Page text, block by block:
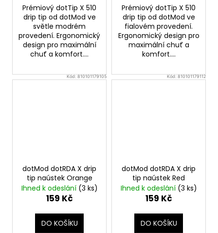
Prémiový dotTip X 510
drip tip od dotMod ve
světle modrém
provedení. Ergonomický
design pro maximální
chuť a komfort....
Prémiový dotTip X 510
drip tip od dotMod ve
fialovém provedení.
Ergonomický design pro
maximální chuť a
komfort....
Kód:810101179105
dotMod dotRDA X drip
tip naústek Orange
Ihned k odeslání (3 ks)
159 Kč
DO KOŠÍKU
Kód:810101179112
dotMod dotRDA X drip
tip naústek Red
Ihned k odeslání (3 ks)
159 Kč
DO KOŠÍKU